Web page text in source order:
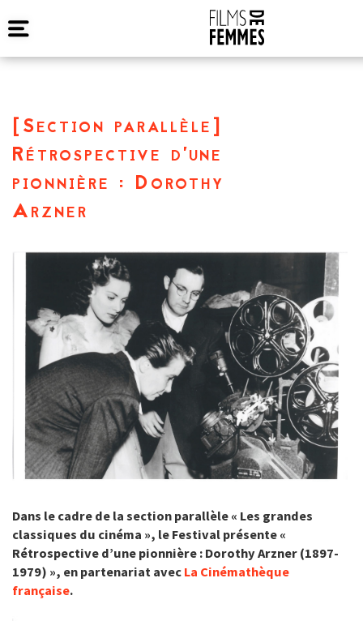
[Section parallèle]
Rétrospective d’une
pionnière : Dorothy
Arzner
Dans le cadre de la section parallèle « Les grandes
classiques du cinéma », le Festival présente «
Rétrospective d’une pionnière : Dorothy Arzner (1897-
1979) », en partenariat avec La Cinémathèque
française.